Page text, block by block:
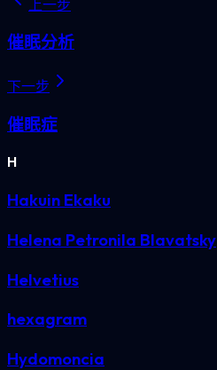
上一步
催眠分析
下一步
催眠症
H
Hakuin Ekaku
Helena Petronila Blavatsky
Helvetius
hexagram
Hydomoncia